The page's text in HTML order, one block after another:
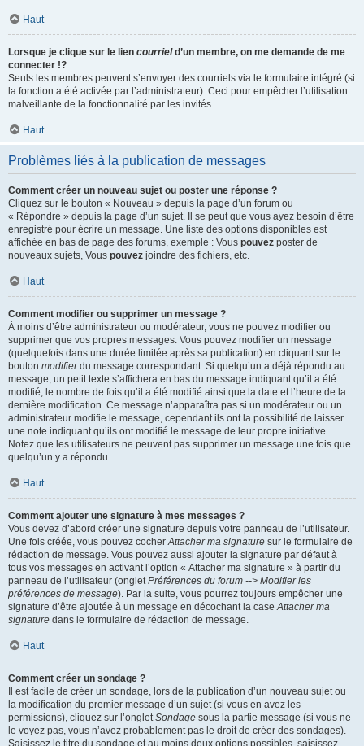
Haut
Lorsque je clique sur le lien courrield’un membre, on me demande de me
connecter !?
Seuls les membres peuvent s’envoyer des courriels via le formulaire intégré (si
la fonction a été activée par l’administrateur). Ceci pour empêcher l’utilisation
malveillante de la fonctionnalité par les invités.
Haut
Problèmes liés à la publication de messages
Comment créer un nouveau sujet ou poster une réponse ?
Cliquez sur le bouton « Nouveau » depuis la page d’un forum ou
« Répondre » depuis la page d’un sujet. Il se peut que vous ayez besoin d’être
enregistré pour écrire un message. Une liste des options disponibles est
affichée en bas de page des forums, exemple : Vous pouvez poster de
nouveaux sujets, Vous pouvez joindre des fichiers, etc.
Haut
Comment modifier ou supprimer un message ?
À moins d’être administrateur ou modérateur, vous ne pouvez modifier ou
supprimer que vos propres messages. Vous pouvez modifier un message
(quelquefois dans une durée limitée après sa publication) en cliquant sur le
bouton modifierdu message correspondant. Si quelqu’un a déjà répondu au
message, un petit texte s’affichera en bas du message indiquant qu’il a été
modifié, le nombre de fois qu’il a été modifié ainsi que la date et l’heure de la
dernière modification. Ce message n’apparaîtra pas si un modérateur ou un
administrateur modifie le message, cependant ils ont la possibilité de laisser
une note indiquant qu’ils ont modifié le message de leur propre initiative.
Notez que les utilisateurs ne peuvent pas supprimer un message une fois que
quelqu’un y a répondu.
Haut
Comment ajouter une signature à mes messages ?
Vous devez d’abord créer une signature depuis votre panneau de l’utilisateur.
Une fois créée, vous pouvez cocherAttacher ma signature sur le formulaire de
rédaction de message. Vous pouvez aussi ajouter la signature par défaut à
tous vos messages en activant l’option « Attacher ma signature » à partir du
panneau de l’utilisateur (ongletPréférences du forum --> Modifier les
préférences de message). Par la suite, vous pourrez toujours empêcher une
signature d’être ajoutée à un message en décochant la caseAttacher ma
signature dans le formulaire de rédaction de message.
Haut
Comment créer un sondage ?
Il est facile de créer un sondage, lors de la publication d’un nouveau sujet ou
la modification du premier message d’un sujet (si vous en avez les
permissions), cliquez sur l’ongletSondage sous la partie message (si vous ne
le voyez pas, vous n’avez probablement pas le droit de créer des sondages).
Saisissez le titre du sondage et au moins deux options possibles, saisissez